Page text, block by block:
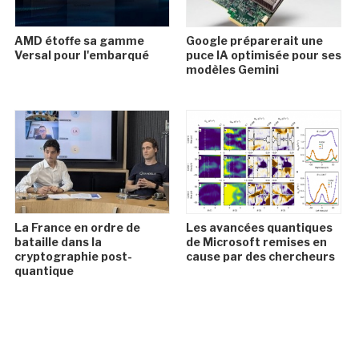
AMD étoffe sa gamme
Versal pour l'embarqué
Google préparerait une
puce IA optimisée pour ses
modèles Gemini
La France en ordre de
bataille dans la
cryptographie post-
quantique
Les avancées quantiques
de Microsoft remises en
cause par des chercheurs